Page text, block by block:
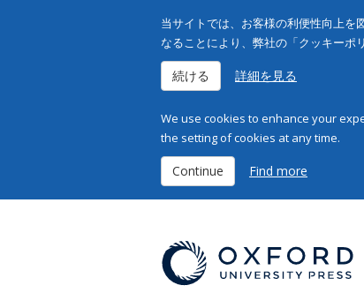
当サイトでは、お客様の利便性向上
なることにより、弊社の「クッキーポ
続ける 詳細を見る
We use cookies to enhance your
the setting of cookies at any time.
Continue Find more